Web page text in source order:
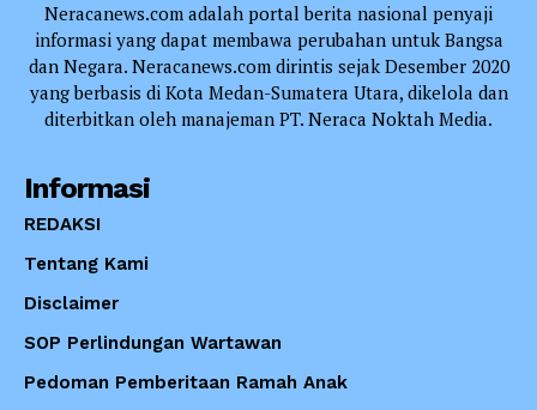
Neracanews.com adalah portal berita nasional penyaji
informasi yang dapat membawa perubahan untuk Bangsa
dan Negara. Neracanews.com dirintis sejak Desember 2020
yang berbasis di Kota Medan-Sumatera Utara, dikelola dan
diterbitkan oleh manajeman PT. Neraca Noktah Media.
Informasi
REDAKSI
Tentang Kami
Disclaimer
SOP Perlindungan Wartawan
Pedoman Pemberitaan Ramah Anak